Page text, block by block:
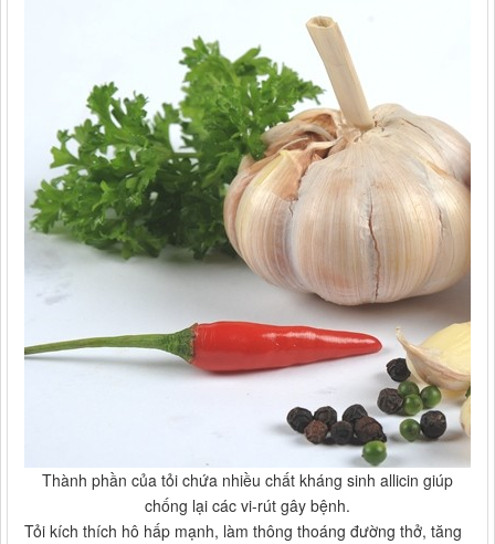
Thành phần của tỏi chứa nhiều chất kháng sinh allicin giúp
chống lại các vi-rút gây bệnh.
Tỏi kích thích hô hấp mạnh, làm thông thoáng đường thở, tăng